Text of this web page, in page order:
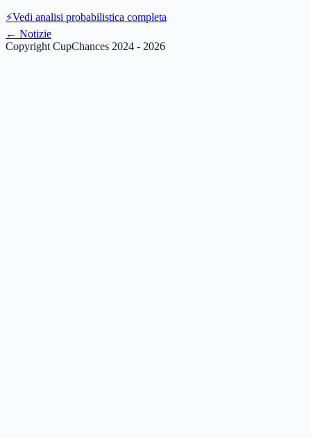
⚡Vedi analisi probabilistica completa
← Notizie
Copyright CupChances 2024 - 2026